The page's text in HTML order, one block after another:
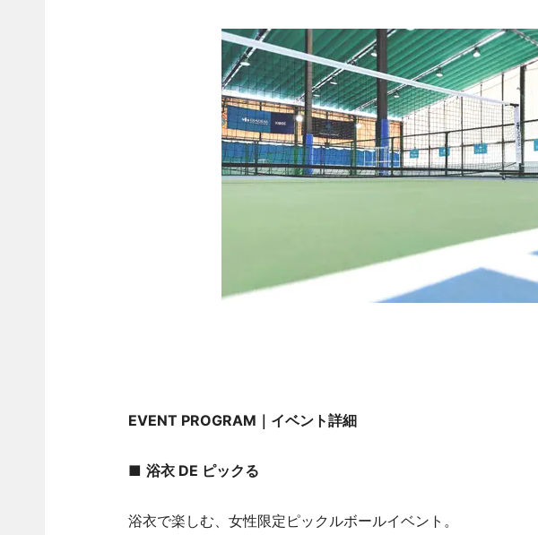
EVENT PROGRAM ｜ イベント詳細
■ 浴衣 DE ピックる
浴衣で楽しむ、女性限定ピックルボールイベント。